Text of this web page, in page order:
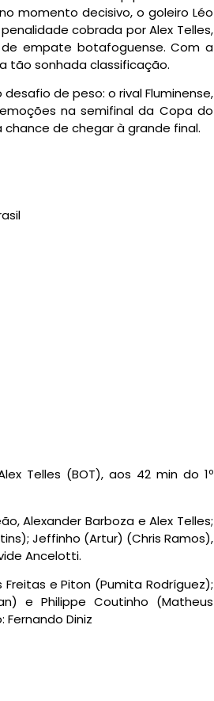
momento decisivo, o goleiro Léo
cobrada por Alex Telles,
empate botafoguense. Com a
tão sonhada classificação.
de peso: o rival Fluminense,
na semifinal da Copa do
de chegar à grande final.
Telles (BOT), aos 42 min do 1º
Alexander Barboza e Alex Telles;
Jeffinho (Artur) (Chris Ramos),
Ancelotti.
Freitas e Piton (Pumita Rodríguez);
e Philippe Coutinho (Matheus
Fernando Diniz